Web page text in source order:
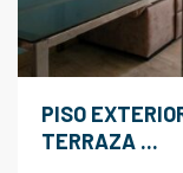
PISO
TERRAZA ...